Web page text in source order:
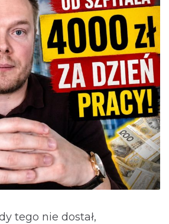
tego nie dostał,